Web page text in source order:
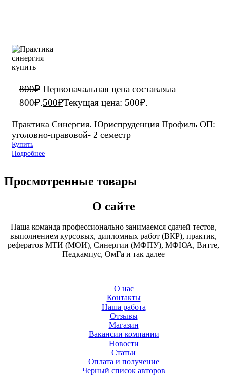
800₽ Первоначальная цена составляла
800₽.500₽Текущая цена: 500₽.
Практика Синергия. Юриспруденция Профиль ОП:
уголовно-правовой- 2 семестр
Купить
Подробнее
Просмотренные товары
О сайте
Наша команда профессионально занимаемся сдачей тестов,
выполнением курсовых, дипломных работ (ВКР), практик,
рефератов МТИ (МОИ), Синергии (МФПУ), МФЮА, Витте,
Педкампус, ОмГа и так далее
О нас
Контакты
Наша работа
Отзывы
Магазин
Вакансии компании
Новости
Статьи
Оплата и получение
Черный список авторов